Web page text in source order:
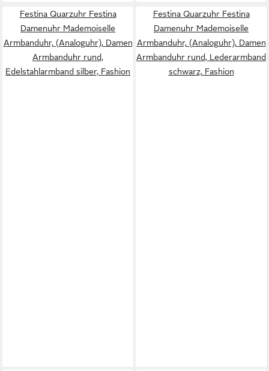
Festina Quarzuhr Festina
Damenuhr Mademoiselle
Armbanduhr, (Analoguhr), Damen
Armbanduhr rund,
Edelstahlarmband silber, Fashion
Festina Quarzuhr Festina
Damenuhr Mademoiselle
Armbanduhr, (Analoguhr), Damen
Armbanduhr rund, Lederarmband
schwarz, Fashion